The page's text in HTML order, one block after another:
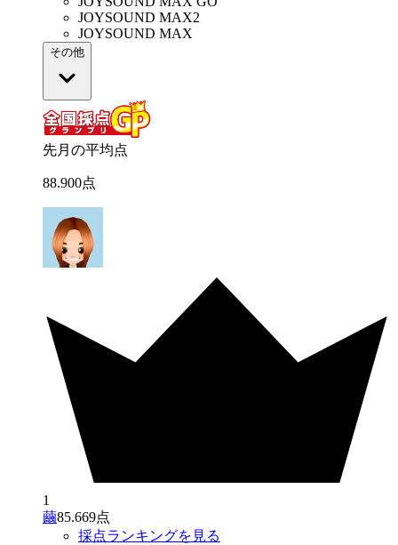
JOYSOUND MAX2
JOYSOUND MAX
その他
先月の平均点
88.900点
1
繭85.669点
採点ランキングを見る